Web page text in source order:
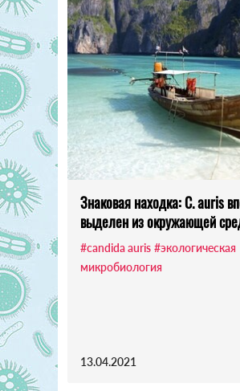
Знаковая находка: C. auris
выделен из окружающей
#candida auris #экологическая
микробиология
13.04.2021